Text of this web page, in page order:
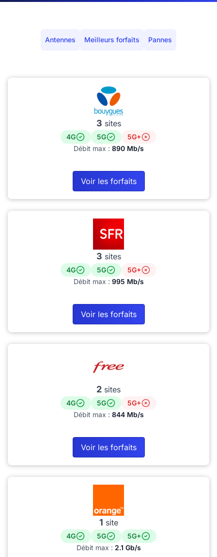
Antennes Meilleurs forfaits Pannes
3 sites
4G 5G
5G+
Débit max : 890 Mb/s
Voir les forfaits
3 sites
4G 5G
5G+
Débit max : 995 Mb/s
Voir les forfaits
2 sites
4G 5G
5G+
Débit max : 844 Mb/s
Voir les forfaits
1 site
4G 5G
5G+
Débit max : 2.1 Gb/s